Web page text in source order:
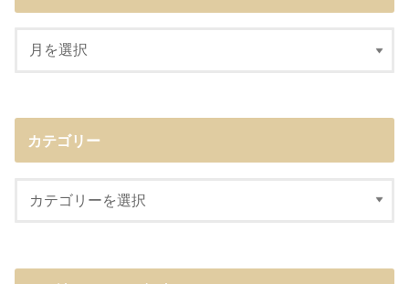
カテゴリー